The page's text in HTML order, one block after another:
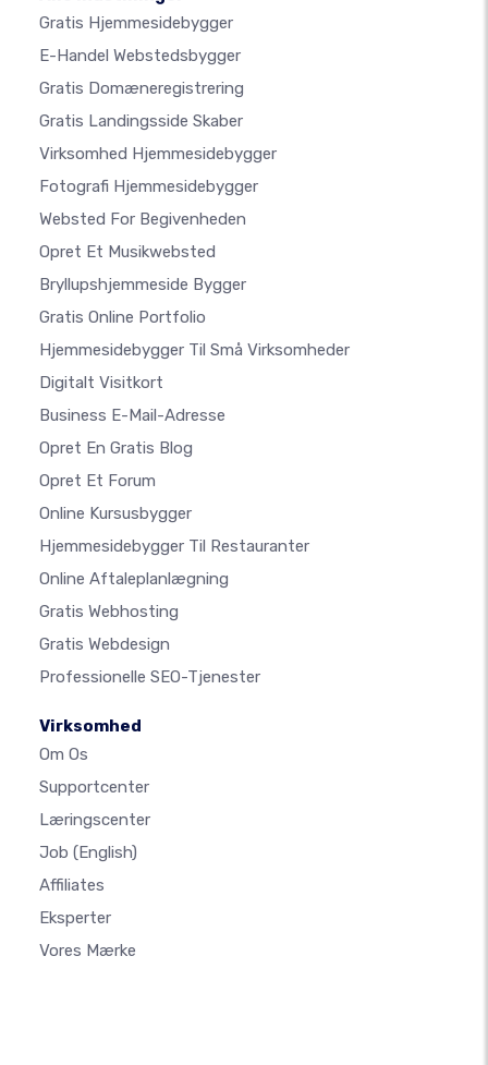
Gratis Hjemmesidebygger
E-Handel Webstedsbygger
Gratis Domæneregistrering
Gratis Landingsside Skaber
Virksomhed Hjemmesidebygger
Fotografi Hjemmesidebygger
Websted For Begivenheden
Opret Et Musikwebsted
Bryllupshjemmeside Bygger
Gratis Online Portfolio
Hjemmesidebygger Til Små Virksomheder
Digitalt Visitkort
Business E-Mail-Adresse
Opret En Gratis Blog
Opret Et Forum
Online Kursusbygger
Hjemmesidebygger Til Restauranter
Online Aftaleplanlægning
Gratis Webhosting
Gratis Webdesign
Professionelle SEO-Tjenester
Virksomhed
Om Os
Supportcenter
Læringscenter
Job (English)
Affiliates
Eksperter
Vores Mærke